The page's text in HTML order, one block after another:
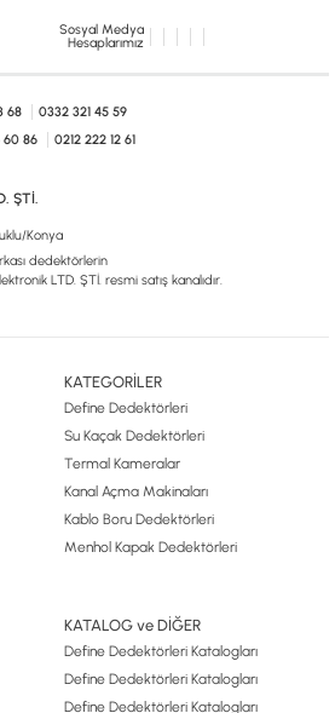
Sosyal Medya
Hesaplarımız
68
0332 321 45 59
60 86
0212 222 12 61
ŞTİ.
Konya
dedektörlerin
LTD. ŞTİ. resmi satış kanalıdır.
KATEGORİLER
Define Dedektörleri
Su Kaçak Dedektörleri
Termal Kameralar
Kanal Açma Makinaları
Kablo Boru Dedektörleri
Menhol Kapak Dedektörleri
KATALOG ve DİĞER
Define Dedektörleri Katalogları
Define Dedektörleri Katalogları
Define Dedektörleri Katalogları